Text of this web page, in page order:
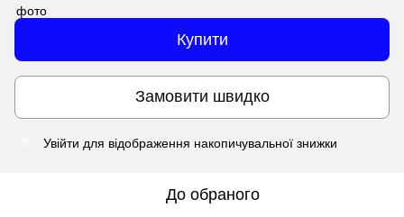
Купити
Замовити швидко
Увійти для відображення накопичувальної знижки
До обраного